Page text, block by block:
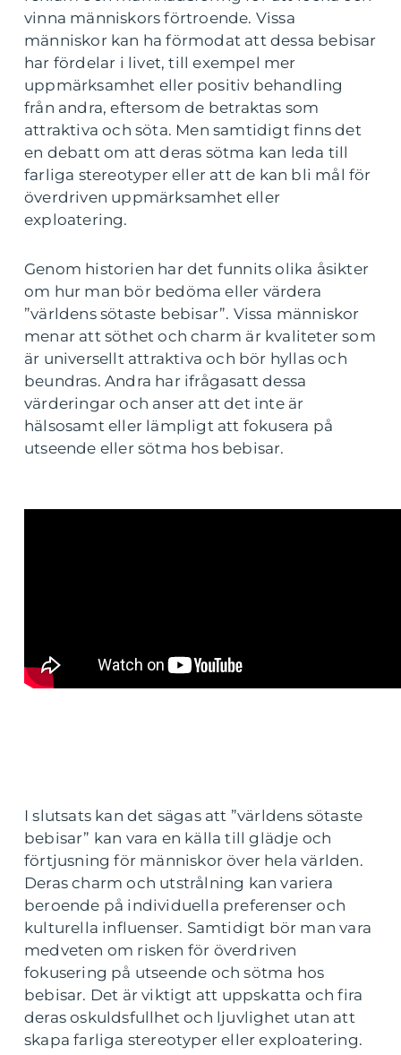
vinna människors förtroende. Vissa
människor kan ha förmodat att dessa bebisar
har fördelar i livet, till exempel mer
uppmärksamhet eller positiv behandling
från andra, eftersom de betraktas som
attraktiva och söta. Men samtidigt finns det
en debatt om att deras sötma kan leda till
farliga stereotyper eller att de kan bli mål för
överdriven uppmärksamhet eller
exploatering.
Genom historien har det funnits olika åsikter
om hur man bör bedöma eller värdera
”världens sötaste bebisar”. Vissa människor
menar att söthet och charm är kvaliteter som
är universellt attraktiva och bör hyllas och
beundras. Andra har ifrågasatt dessa
värderingar och anser att det inte är
hälsosamt eller lämpligt att fokusera på
utseende eller sötma hos bebisar.
I slutsats kan det sägas att ”världens sötaste
bebisar” kan vara en källa till glädje och
förtjusning för människor över hela världen.
Deras charm och utstrålning kan variera
beroende på individuella preferenser och
kulturella influenser. Samtidigt bör man vara
medveten om risken för överdriven
fokusering på utseende och sötma hos
bebisar. Det är viktigt att uppskatta och fira
deras oskuldsfullhet och ljuvlighet utan att
skapa farliga stereotyper eller exploatering.